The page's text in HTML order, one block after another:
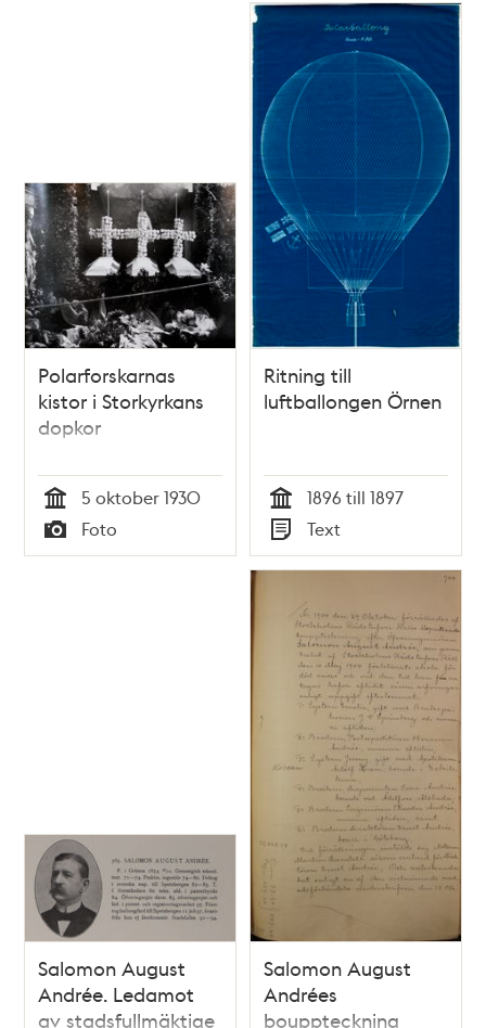
Polarforskarnas
kistor i Storkyrkans
dopkor
Tid
5 oktober 1930
Typ
Foto
Ritning till
luftballongen Örnen
Tid
1896 till 1897
Typ
Text
Salomon August
Andrée. Ledamot
av stadsfullmäktige
Salomon August
Andrées
bouppteckning